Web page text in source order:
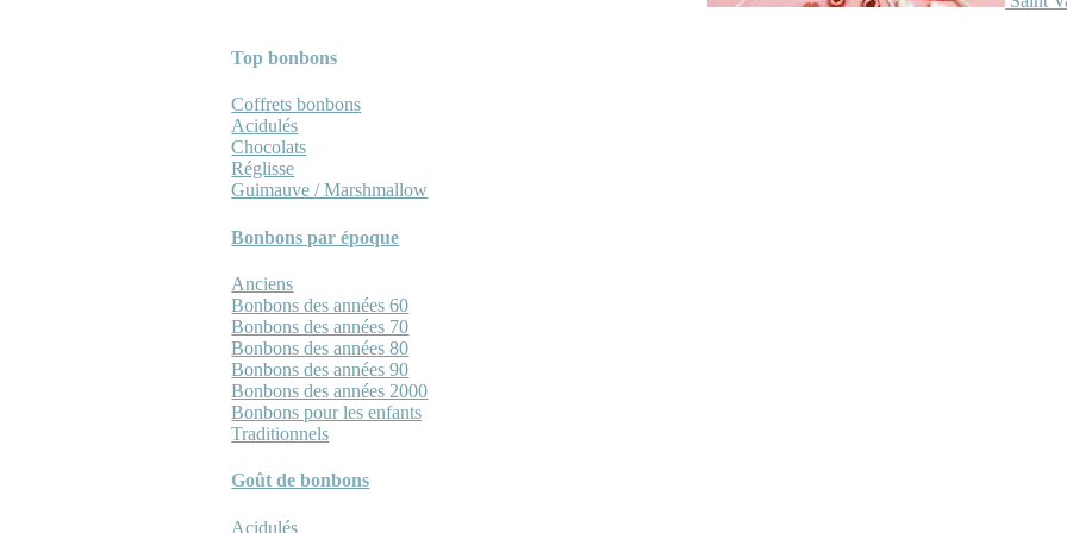
Top bonbons
Coffrets bonbons
Acidulés
Chocolats
Réglisse
Guimauve / Marshmallow
Bonbons par époque
Anciens
Bonbons des années 60
Bonbons des années 70
Bonbons des années 80
Bonbons des années 90
Bonbons des années 2000
Bonbons pour les enfants
Traditionnels
Goût de bonbons
Acidulés